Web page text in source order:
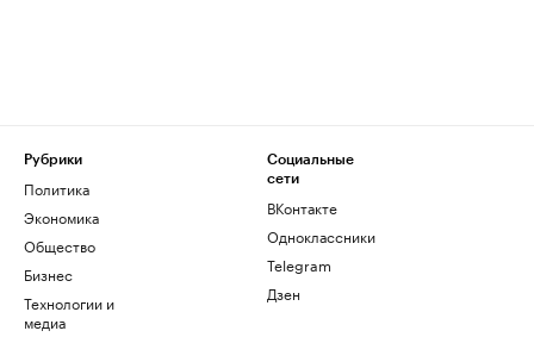
Рубрики
Политика
Экономика
Общество
Бизнес
Технологии и
медиа
Социальные
сети
ВКонтакте
Одноклассники
Telegram
Дзен